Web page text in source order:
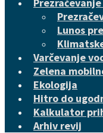
Lunos
Varčevanje
Zelena
Ekologija
Hitro do
Kalkulator
Arhiv revij